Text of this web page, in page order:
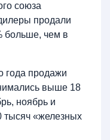
союза
продали
больше, чем в
года продажи
выше 18
ноябрь и
тысяч «железных